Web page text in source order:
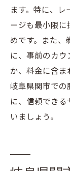
ます。特に、
ージも最小限
めです。また、
に、事前のカ
か、料金に含ま
岐阜県関市で
に、信頼でき
いましょう。